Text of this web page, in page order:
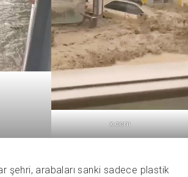
x.com
şehri, arabaları sanki sadece plastik